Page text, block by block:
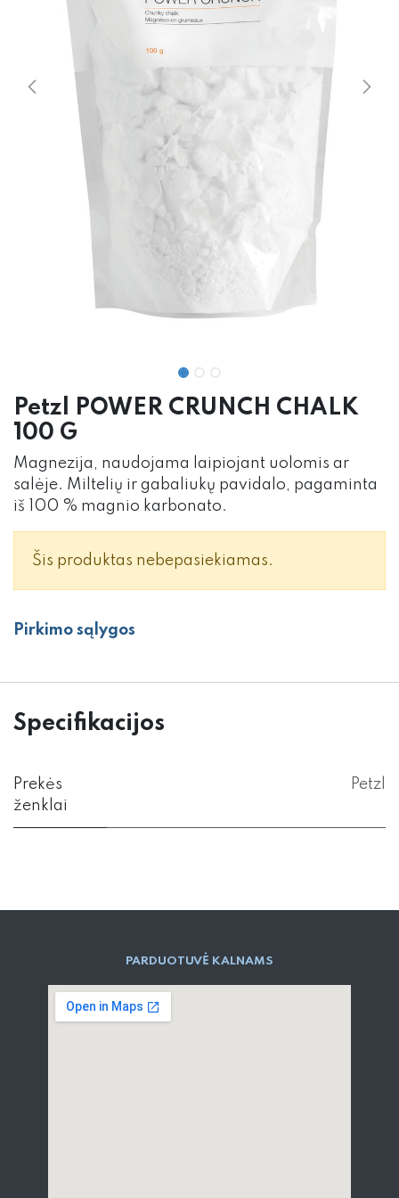
Petzl POWER CRUNCH CHALK
100 G
Magnezija, naudojama laipiojant uolomis ar
salėje. Miltelių ir gabaliukų pavidalo, pagaminta
iš 100 % magnio karbonato.
Šis produktas nebepasiekiamas.
Pirkimo sąlygos
Specifikacijos
Prekės
ženklai
Petzl
PARD​UOTUVĖ​ KALNAMS